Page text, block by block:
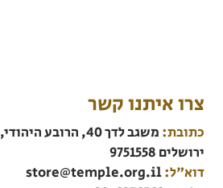
צרו איתנו קשר
כתובת:
משגב לדך 40, הרובע היהודי,
ירושלים 9751558
דוא"ל:store@temple.org.il